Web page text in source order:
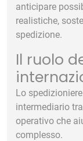
anticipare
realistiche,
spedizione.
Il ruolo
Lo
intermediario
operativo che
complesso.